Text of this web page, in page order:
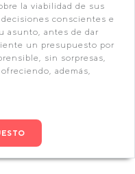
la viabilidad de sus
conscientes e
asunto, antes de dar
un presupuesto por
sin sorpresas,
además,